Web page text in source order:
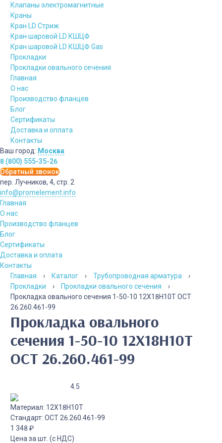
Клапаны электромагнитные
Краны
Кран LD Стриж
Кран шаровой LD КШЦФ
Кран шаровой LD КШЦФ Gas
Прокладки
Прокладки овального сечения
Главная
О нас
Производство фланцев
Блог
Сертификаты
Доставка и оплата
Контакты
Ваш город: Москва
8 (800) 555-35-26
Обратный звонок
пер. Лучников, 4, стр. 2
info@promelement.info
Главная
О нас
Производство фланцев
Блог
Сертификаты
Доставка и оплата
Контакты
Главная
› Каталог › Трубопроводная арматура
›
Прокладки
› Прокладки овального сечения
›
Прокладка овального сечения 1-50-10 12Х18Н10Т ОСТ
26.260.461-99
Прокладка овального
сечения 1-50-10 12Х18Н10Т
ОСТ 26.260.461-99
4.5
Материал: 12Х18Н10Т
Стандарт: ОСТ 26.260.461-99
1 348₽
Цена за шт. (с НДС)